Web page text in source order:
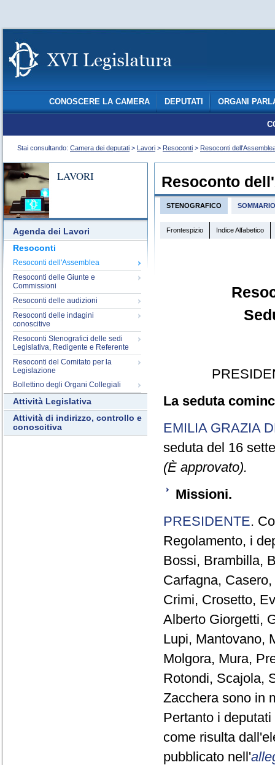
CONOSCERE LA CAMERA DEPUTATI ORGANI
Stai consultando: Camera dei deputati > Lavori > Resoconti > Resoconti
LAVORI
Agenda dei Lavori
Resoconti
Resoconti dell'Assemblea
Resoconti delle Giunte e
Commissioni
Resoconti delle audizioni
Resoconti delle indagini
conoscitive
Resoconti Stenografici delle sedi
Legislativa, Redigente e Referente
Resoconti del Comitato per la
Legislazione
Bollettino degli Organi Collegiali
Attività Legislativa
Attività di indirizzo, controllo e
conoscitiva
Resoconto
STENOGRAFICO SOMMARIO
Frontespizio Indice Alfabetico
La seduta
EMILIA GRAZIA
seduta del 16
(È approvato).
Missioni.
PRESIDENTE.
Regolamento, i
Bossi, Brambilla,
Carfagna,
Crimi, Crosetto,
Alberto Giorgetti,
Lupi, Mantovano,
Molgora, Mura,
Rotondi, Scajola,
Zacchera sono in
Pertanto i
come risulta
pubblicato nell'